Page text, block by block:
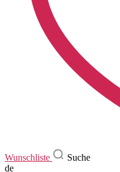
Wunschliste
Suche
de